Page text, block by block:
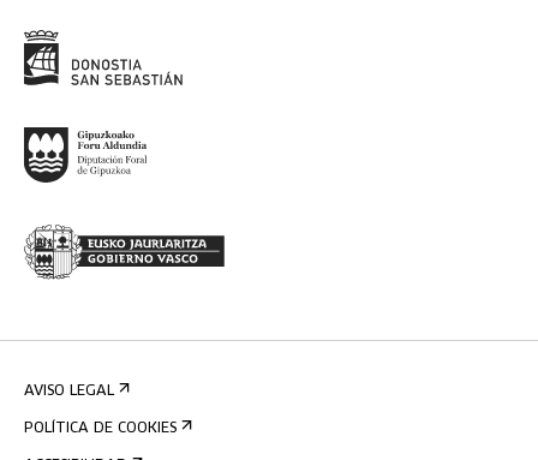
AVISO LEGAL
POLÍTICA DE COOKIES